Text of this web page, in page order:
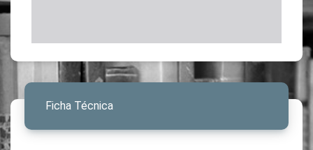
Ficha Técnica